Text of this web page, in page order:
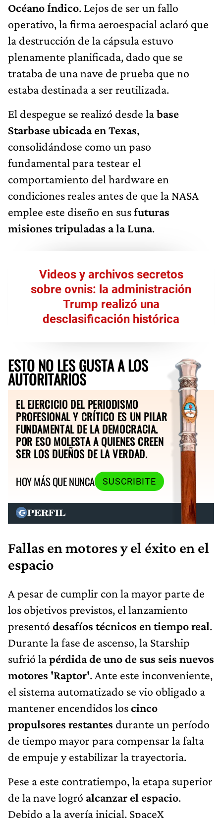
Océano Índico. Lejos de ser un fallo
operativo, la firma aeroespacial aclaró que
la destrucción de la cápsula estuvo
plenamente planificada, dado que se
trataba de una nave de prueba que no
estaba destinada a ser reutilizada.
El despegue se realizó desde labase
Starbase ubicada en Texas,
consolidándose como un paso
fundamental para testear el
comportamiento del hardware en
condiciones reales antes de que la NASA
emplee este diseño en susfuturas
misiones tripuladas a la Luna.
Videos y archivos secretos
sobre ovnis: la administración
Trump realizó una
desclasificación histórica
ESTO NO LES GUSTA A LOS
AUTORITARIOS
EL EJERCICIO DEL PERIODISMO
PROFESIONAL Y CRÍTICO ES UN PILAR
FUNDAMENTAL DE LA DEMOCRACIA.
POR ESO MOLESTA A QUIENES CREEN
SER LOS DUEÑOS DE LA VERDAD.
HOY MÁS QUE NUNCA
SUSCRIBITE
Fallas en motores y el éxito en el
espacio
A pesar de cumplir con la mayor parte de
los objetivos previstos, el lanzamiento
presentó desafíos técnicos en tiempo real.
Durante la fase de ascenso, la Starship
sufrió lapérdida de uno de sus seis nuevos
motores 'Raptor'. Ante este inconveniente,
el sistema automatizado se vio obligado a
mantener encendidos loscinco
propulsores restantes durante un período
de tiempo mayor para compensar la falta
de empuje y estabilizar la trayectoria.
Pese a este contratiempo, la etapa superior
de la nave logró alcanzar el espacio.
Debido a la avería inicial, SpaceX